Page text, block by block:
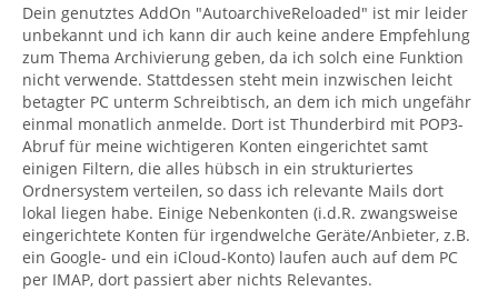
Dein genutztes AddOn "AutoarchiveReloaded" ist mir leider
unbekannt und ich kann dir auch keine andere Empfehlung
zum Thema Archivierung geben, da ich solch eine Funktion
nicht verwende. Stattdessen steht mein inzwischen leicht
betagter PC unterm Schreibtisch, an dem ich mich ungefähr
einmal monatlich anmelde. Dort ist Thunderbird mit POP3-
Abruf für meine wichtigeren Konten eingerichtet samt
einigen Filtern, die alles hübsch in ein strukturiertes
Ordnersystem verteilen, so dass ich relevante Mails dort
lokal liegen habe. Einige Nebenkonten (i.d.R. zwangsweise
eingerichtete Konten für irgendwelche Geräte/Anbieter, z.B.
ein Google- und ein iCloud-Konto) laufen auch auf dem PC
per IMAP, dort passiert aber nichts Relevantes.